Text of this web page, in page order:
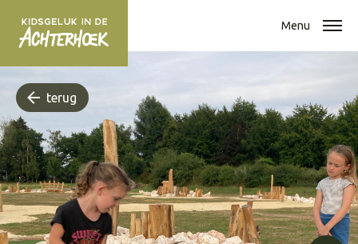
Menu
terug